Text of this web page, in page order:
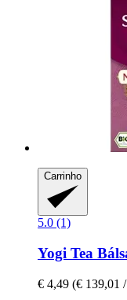
Carrinho
5.0 (1)
Yogi Tea
€ 4,49 (€ 139,01